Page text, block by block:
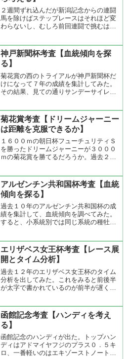
２週間ずれ込んだが新潟記念からの連闘
馬を除けばステップレースはそれほど変
わらないし、むしろ前回連闘で挑むはず
ステップレースをみると連対数では函館
記念が一番だが出走頭数も多い...
神戸新聞杯考査【血統傾向を探
る】
菊花賞の西のトライアルが神戸新聞杯だ
けになって７年の成績を集計してみた。
その結果、見ての通りサンデーサイレン
抜きでは考えられないからね。人気を見
ても上位３人気までが強く...
菊花賞考査【ドリームジャーニー
は距離を克服できるか】
１６００ｍの朝日杯フューチュリティＳ
を勝ったドリームジャーニーが３０００
ｍの菊花賞を勝てるだろうか。過去２１
これをみると朝日杯フューチュリティＳ
を勝って菊花賞も勝った馬...
アルゼンチン共和国杯考査【血統
傾向を探る】
過去１０年のアルゼンチン共和国杯の成
績を集計して、血統傾向を調べてみた。
すると、小系統別では同じ系統の種牡馬
NorthernDancer系が３勝２着２回だっ
た。長距離で直線の...
エリザベス女王杯考査【レース展
開とタイム分析】
過去１２年のエリザベス女王杯のタイム
分析を出してみた。これをみると前後半
が太字で書かれているのが前半が遅く、
に上がりが掛かる展開になると差し馬が
台頭してくる。昨年はダイ...
函館記念考査【ハンディを考え
る】
函館記念のハンディが出た。トップハン
ディはアドマイヤフジのプラス０．５キ
ロ、一番軽いのはエキゾーストノートの